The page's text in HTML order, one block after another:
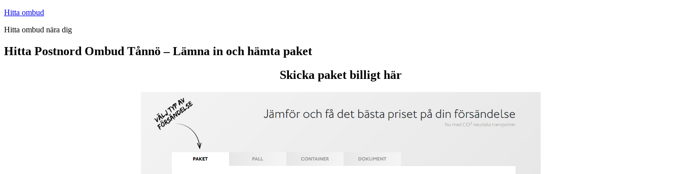
Hoppa
innehåll
Hitta ombud
Hitta ombud nära dig
Hitta Postnord Ombud Tånnö – Lämna in och hämta paket
Skicka paket billigt här